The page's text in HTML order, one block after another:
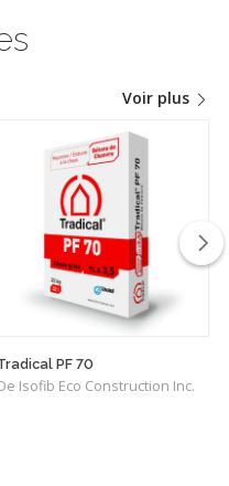
Voir plus
PF 70
Isofib Eco Construction Inc.